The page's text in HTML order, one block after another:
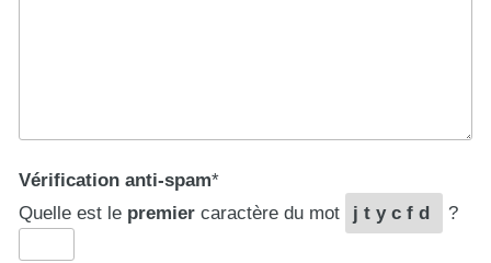
Vérification anti-spam*
Quelle est le premier caractère du mot jtycfd ?